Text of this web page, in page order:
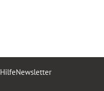
HilfeNewsletter